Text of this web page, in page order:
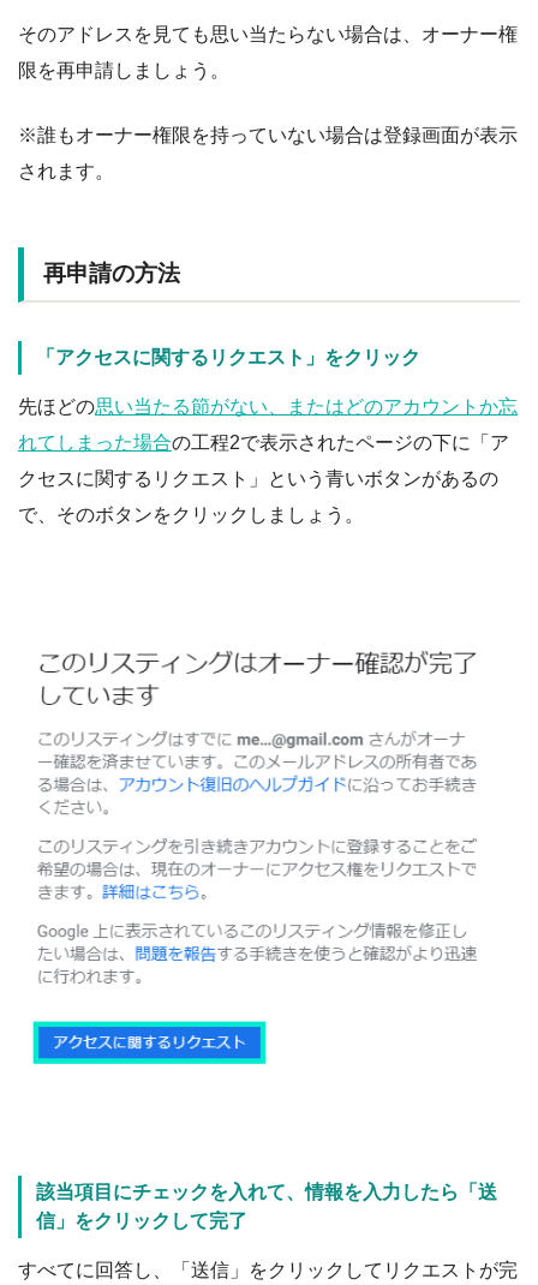
そのアドレスを見ても思い当たらない場合は、オーナー権
限を再申請しましょう。
※誰もオーナー権限を持っていない場合は登録画面が表示
されます。
再申請の方法
「アクセスに関するリクエスト」をクリック
先ほどの思い当たる節がない、またはどのアカウントか忘
れてしまった場合の工程2で表示されたページの下に「ア
クセスに関するリクエスト」という青いボタンがあるの
で、そのボタンをクリックしましょう。
該当項目にチェックを入れて、情報を入力したら「送
信」をクリックして完了
すべてに回答し、「送信」をクリックしてリクエストが完